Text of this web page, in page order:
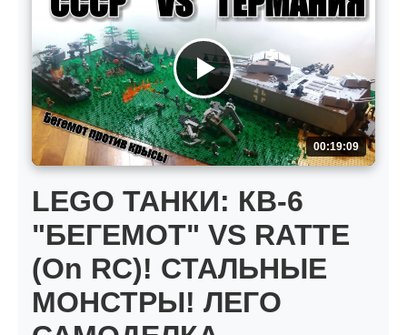
00:19:09
LEGO ТАНКИ: КВ-6
"БЕГЕМОТ" VS RATTE
(On RC)! СТАЛЬНЫЕ
МОНСТРЫ! ЛЕГО